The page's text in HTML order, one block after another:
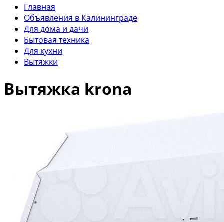
Главная
Объявления в Калининграде
Для дома и дачи
Бытовая техника
Для кухни
Вытяжки
Вытяжка krona